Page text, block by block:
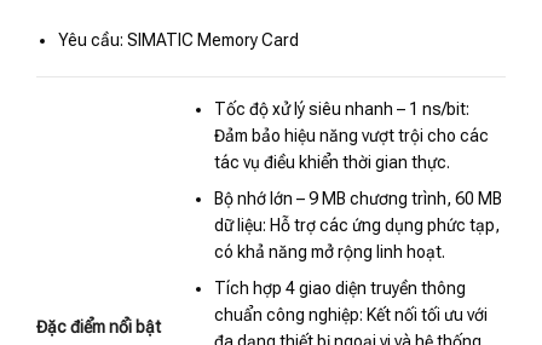
Yêu cầu: SIMATIC Memory Card
Đặc điểm nổi bật
Tốc độ xử lý siêu nhanh – 1 ns/bit:
Đảm bảo hiệu năng vượt trội cho các
tác vụ điều khiển thời gian thực.
Bộ nhớ lớn – 9 MB chương trình, 60 MB
dữ liệu: Hỗ trợ các ứng dụng phức tạp,
có khả năng mở rộng linh hoạt.
Tích hợp 4 giao diện truyền thông
chuẩn công nghiệp: Kết nối tối ưu với